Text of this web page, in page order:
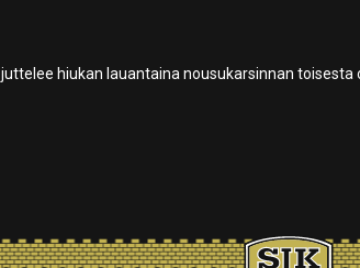
juttelee hiukan lauantaina nousukarsinnan toisesta